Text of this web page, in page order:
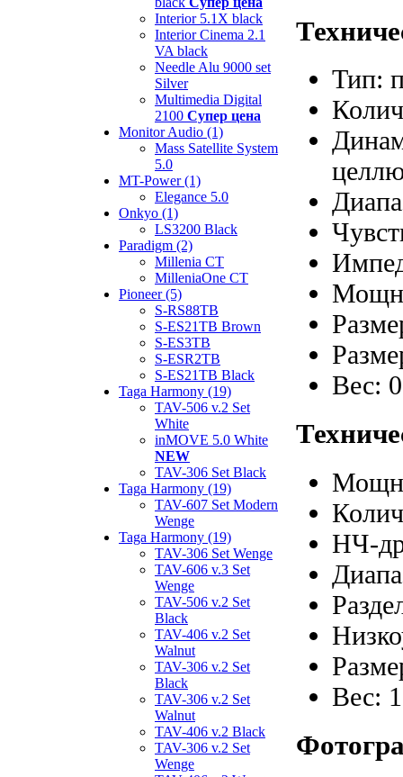
Interior 5.1X black
Interior Cinema 2.1
VA black
Needle Alu 9000 set
Silver
Multimedia Digital
2100 Супер цена
Monitor Audio (1)
Mass Satellite System
5.0
MT-Power (1)
Elegance 5.0
Onkyo (1)
LS3200 Black
Paradigm (2)
Millenia CT
MilleniaOne CT
Pioneer (5)
S-RS88TB
S-ES21TB Brown
S-ES3TB
S-ESR2TB
S-ES21TB Black
Taga Harmony (19)
TAV-506 v.2 Set
White
inMOVE 5.0 White
NEW
TAV-306 Set Black
Taga Harmony (19)
TAV-607 Set Modern
Wenge
Taga Harmony (19)
TAV-306 Set Wenge
TAV-606 v.3 Set
Wenge
TAV-506 v.2 Set
Black
TAV-406 v.2 Set
Walnut
TAV-306 v.2 Set
Black
TAV-306 v.2 Set
Walnut
TAV-406 v.2 Black
TAV-306 v.2 Set
Wenge
Тип:
Вес:
НЧ-
Вес: